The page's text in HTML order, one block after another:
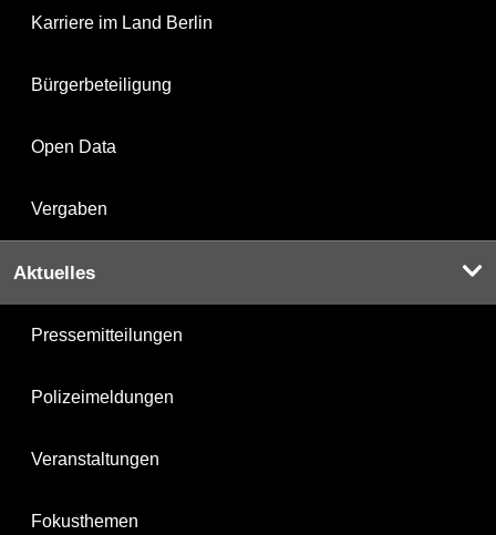
Karriere im Land Berlin
Bürgerbeteiligung
Open Data
Vergaben
Aktuelles
Pressemitteilungen
Polizeimeldungen
Veranstaltungen
Fokusthemen